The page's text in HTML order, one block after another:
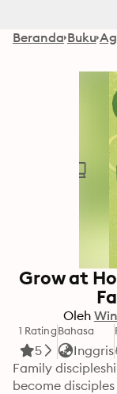
Beranda Buku
Grow at
Oleh
1 Rating
5
Bahasa
Inggris
Family
become